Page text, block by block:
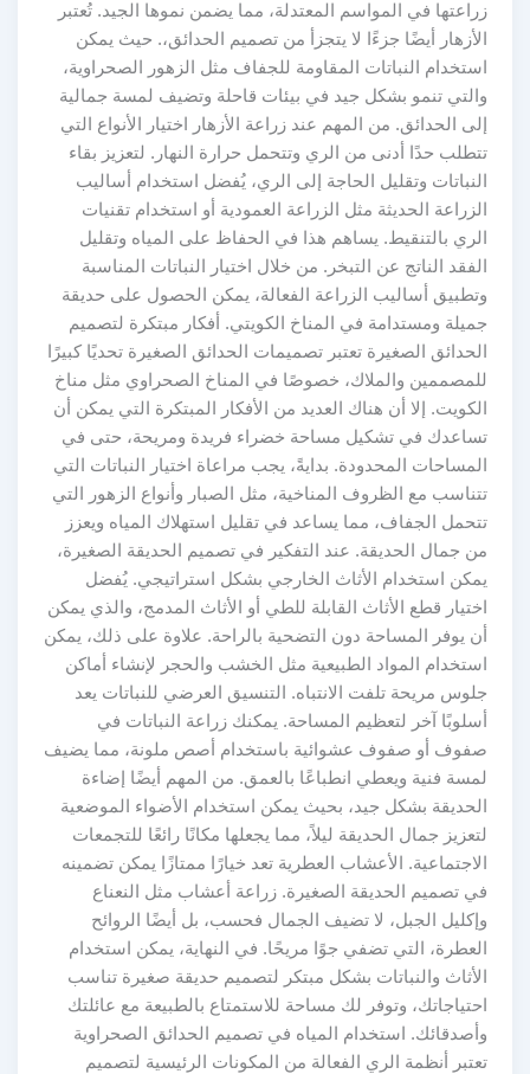
زراعتها في المواسم المعتدلة، مما يضمن نموها الجيد. تُعتبر
الأزهار أيضًا جزءًا لا يتجزأ من تصميم الحدائق،. حيث يمكن
استخدام النباتات المقاومة للجفاف مثل الزهور الصحراوية،
والتي تنمو بشكل جيد في بيئات قاحلة وتضيف لمسة جمالية
إلى الحدائق. من المهم عند زراعة الأزهار اختيار الأنواع التي
تتطلب حدًا أدنى من الري وتتحمل حرارة النهار. لتعزيز بقاء
النباتات وتقليل الحاجة إلى الري، يُفضل استخدام أساليب
الزراعة الحديثة مثل الزراعة العمودية أو استخدام تقنيات
الري بالتنقيط. يساهم هذا في الحفاظ على المياه وتقليل
الفقد الناتج عن التبخر. من خلال اختيار النباتات المناسبة
وتطبيق أساليب الزراعة الفعالة، يمكن الحصول على حديقة
جميلة ومستدامة في المناخ الكويتي. أفكار مبتكرة لتصميم
الحدائق الصغيرة تعتبر تصميمات الحدائق الصغيرة تحديًا كبيرًا
للمصممين والملاك، خصوصًا في المناخ الصحراوي مثل مناخ
الكويت. إلا أن هناك العديد من الأفكار المبتكرة التي يمكن أن
تساعدك في تشكيل مساحة خضراء فريدة ومريحة، حتى في
المساحات المحدودة. بدايةً، يجب مراعاة اختيار النباتات التي
تتناسب مع الظروف المناخية، مثل الصبار وأنواع الزهور التي
تتحمل الجفاف، مما يساعد في تقليل استهلاك المياه ويعزز
من جمال الحديقة. عند التفكير في تصميم الحديقة الصغيرة،
يمكن استخدام الأثاث الخارجي بشكل استراتيجي. يُفضل
اختيار قطع الأثاث القابلة للطي أو الأثاث المدمج، والذي يمكن
أن يوفر المساحة دون التضحية بالراحة. علاوة على ذلك، يمكن
استخدام المواد الطبيعية مثل الخشب والحجر لإنشاء أماكن
جلوس مريحة تلفت الانتباه. التنسيق العرضي للنباتات يعد
أسلوبًا آخر لتعظيم المساحة. يمكنك زراعة النباتات في
صفوف أو صفوف عشوائية باستخدام أصص ملونة، مما يضيف
لمسة فنية ويعطي انطباعًا بالعمق. من المهم أيضًا إضاءة
الحديقة بشكل جيد، بحيث يمكن استخدام الأضواء الموضعية
لتعزيز جمال الحديقة ليلاً، مما يجعلها مكانًا رائعًا للتجمعات
الاجتماعية. الأعشاب العطرية تعد خيارًا ممتازًا يمكن تضمينه
في تصميم الحديقة الصغيرة. زراعة أعشاب مثل النعناع
وإكليل الجبل، لا تضيف الجمال فحسب، بل أيضًا الروائح
العطرة، التي تضفي جوًا مريحًا. في النهاية، يمكن استخدام
الأثاث والنباتات بشكل مبتكر لتصميم حديقة صغيرة تناسب
احتياجاتك، وتوفر لك مساحة للاستمتاع بالطبيعة مع عائلتك
وأصدقائك. استخدام المياه في تصميم الحدائق الصحراوية
تعتبر أنظمة الري الفعالة من المكونات الرئيسية لتصميم